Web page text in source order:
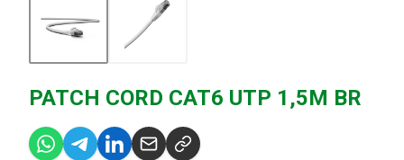
PATCH CORD CAT6 UTP 1,5M BR